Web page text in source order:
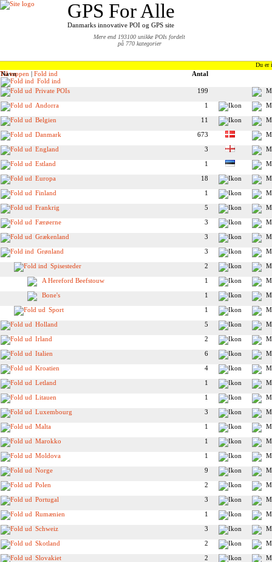
Mere end 193100 unikke POIs fordelt
på 770 kategorier
GPS For Alle
Danmarks innovative POI og GPS site
Du er
Til toppen | Fold ind
Navn
Antal
Fold ind
Private POIs
199
Andorra
1
Belgien
11
Danmark
673
England
3
Estland
1
Europa
18
Finland
1
Frankrig
5
Færøerne
3
Grækenland
3
Grønland
3
Spisesteder
2
A Hereford Beefstouw
1
Bone's
1
Sport
1
Holland
5
Irland
2
Italien
6
Kroatien
4
Letland
1
Litauen
1
Luxembourg
3
Malta
1
Marokko
1
Moldova
1
Norge
9
Polen
2
Portugal
3
Rumænien
1
Schweiz
3
Skotland
2
Slovakiet
2